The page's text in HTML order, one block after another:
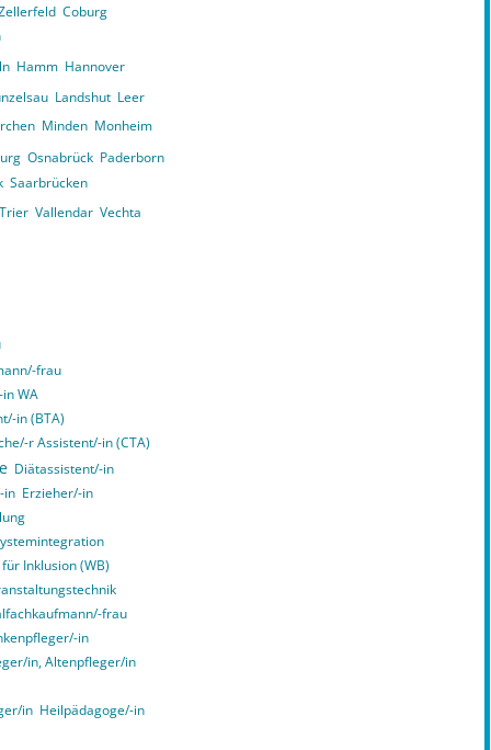
Coburg
Hamm Hannover
Landshut Leer
Minden Monheim
Osnabrück Paderborn
Saarbrücken
Trier Vallendar Vechta
frau
WA
in (BTA)
r Assistent/-in (CTA)
Diätassistent/-in
in Erzieher/-in
Inklusion (WB)
frau
in
in, Altenpfleger/in
in Heilpädagoge/-in